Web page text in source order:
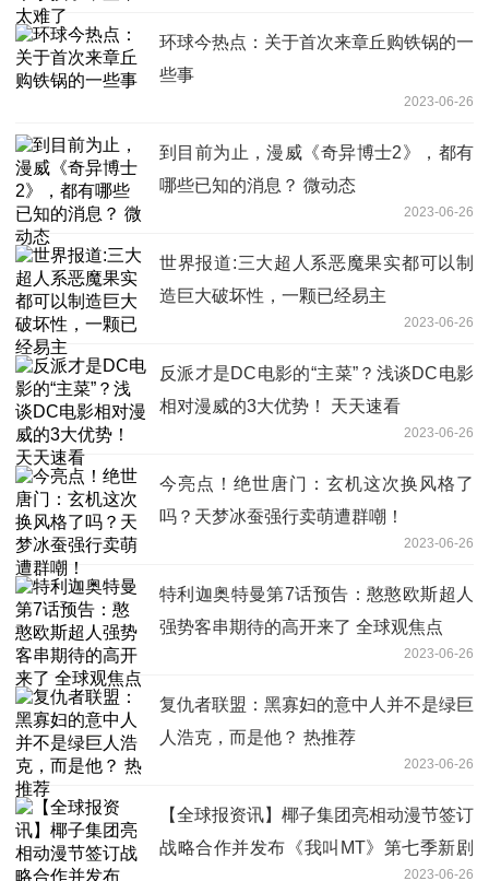
环球今热点：关于首次来章丘购铁锅的一
些事
2023-06-26
到目前为止，漫威《奇异博士2》，都有
哪些已知的消息？ 微动态
2023-06-26
世界报道:三大超人系恶魔果实都可以制
造巨大破坏性，一颗已经易主
2023-06-26
反派才是DC电影的“主菜”？浅谈DC电影
相对漫威的3大优势！ 天天速看
2023-06-26
今亮点！绝世唐门：玄机这次换风格了
吗？天梦冰蚕强行卖萌遭群嘲！
2023-06-26
特利迦奥特曼第7话预告：憨憨欧斯超人
强势客串期待的高开来了 全球观焦点
2023-06-26
复仇者联盟：黑寡妇的意中人并不是绿巨
人浩克，而是他？ 热推荐
2023-06-26
【全球报资讯】椰子集团亮相动漫节签订
战略合作并发布《我叫MT》第七季新剧
2023-06-26